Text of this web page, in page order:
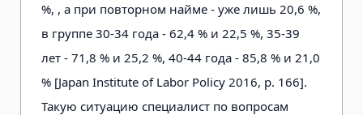
%, , а при повторном найме - уже лишь 20,6 %,
в группе 30-34 года - 62,4 % и 22,5 %, 35-39
лет - 71,8 % и 25,2 %, 40-44 года - 85,8 % и 21,0
% [Japan Institute of Labor Policy 2016, p. 166].
Такую ситуацию специалист по вопросам